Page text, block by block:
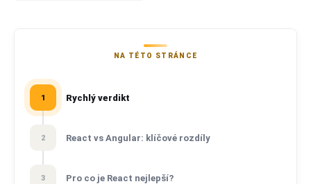
NA TÉTO STRÁNCE
1 Rychlý verdikt
2 React vs Angular: klíčové rozdíly
3 Pro co je React nejlepší?